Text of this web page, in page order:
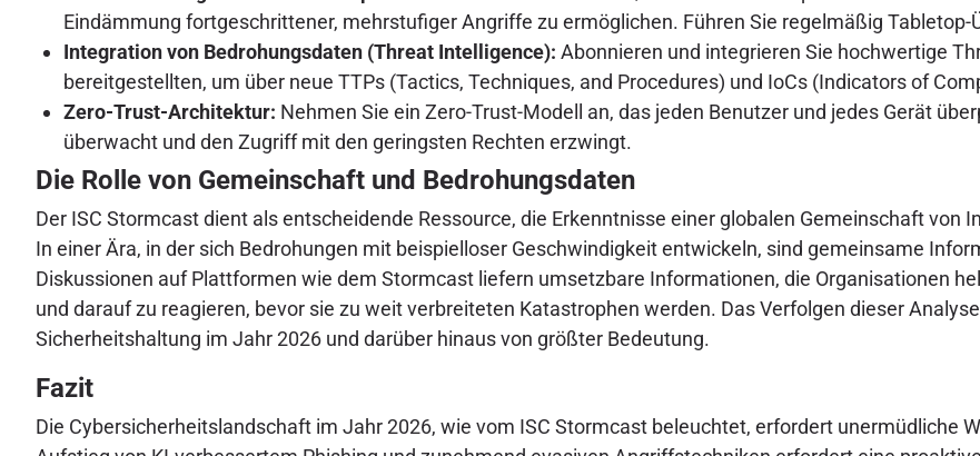
Eindämmung fortgeschrittener, mehrstufiger Angriffe zu ermöglichen. Führen Sie regelmäßig Tabletop-
Integration von Bedrohungsdaten (Threat Intelligence): Abonnieren und integrieren Sie hochwertige
bereitgestellten, um über neue TTPs (Tactics, Techniques, and Procedures) und IoCs (Indicators of
Zero-Trust-Architektur: Nehmen Sie ein Zero-Trust-Modell an, das jeden Benutzer und jedes Gerät
überwacht und den Zugriff mit den geringsten Rechten erzwingt.
Die Rolle von Gemeinschaft und Bedrohungsdaten
Der ISC Stormcast dient als entscheidende Ressource, die Erkenntnisse einer globalen Gemeinschaft
In einer Ära, in der sich Bedrohungen mit beispielloser Geschwindigkeit entwickeln, sind gemeinsame
Diskussionen auf Plattformen wie dem Stormcast liefern umsetzbare Informationen, die Organisationen
und darauf zu reagieren, bevor sie zu weit verbreiteten Katastrophen werden. Das Verfolgen dieser
Sicherheitshaltung im Jahr 2026 und darüber hinaus von größter Bedeutung.
Fazit
Die Cybersicherheitslandschaft im Jahr 2026, wie vom ISC Stormcast beleuchtet, erfordert unermüdliche